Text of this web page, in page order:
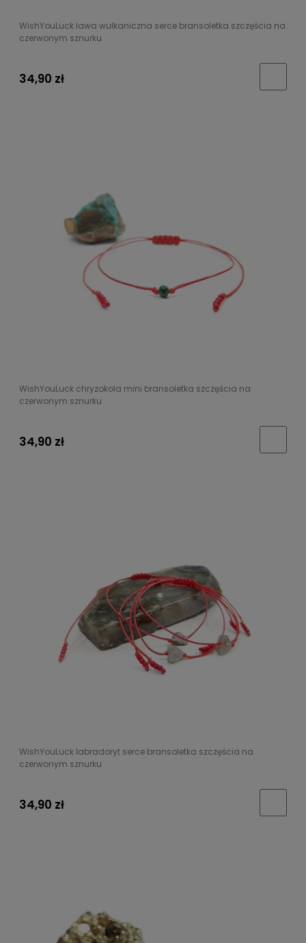
WishYouLuck lawa wulkaniczna serce bransoletka szczęścia na
czerwonym sznurku
34,90 zł
WishYouLuck chryzokola mini bransoletka szczęścia na
czerwonym sznurku
34,90 zł
WishYouLuck labradoryt serce bransoletka szczęścia na
czerwonym sznurku
34,90 zł